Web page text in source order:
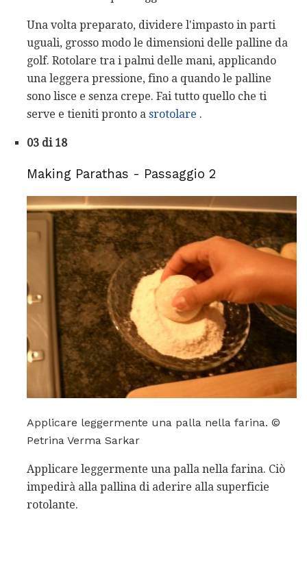
Una volta preparato, dividere l'impasto in parti
uguali, grosso modo le dimensioni delle palline da
golf. Rotolare tra i palmi delle mani, applicando
una leggera pressione, fino a quando le palline
sono lisce e senza crepe. Fai tutto quello che ti
serve e tieniti pronto a srotolare .
03 di 18
Making Parathas - Passaggio 2
Applicare leggermente una palla nella farina. ©
Petrina Verma Sarkar
Applicare leggermente una palla nella farina. Ciò
impedirà alla pallina di aderire alla superficie
rotolante.